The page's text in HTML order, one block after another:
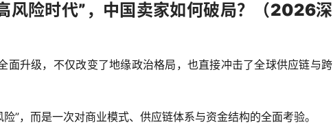
风险时代”，中国卖家如何破局？（2026深
升级，不仅改变了地缘政治格局，也直接冲击了全球供应链与跨
”，而是一次对商业模式、供应链体系与资金结构的全面考验。